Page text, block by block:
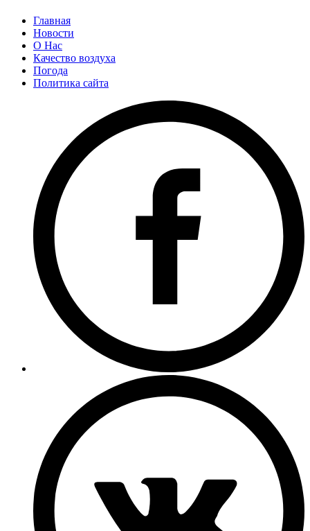
Главная
Новости
О Нас
Качество воздуха
Погода
Политика сайта